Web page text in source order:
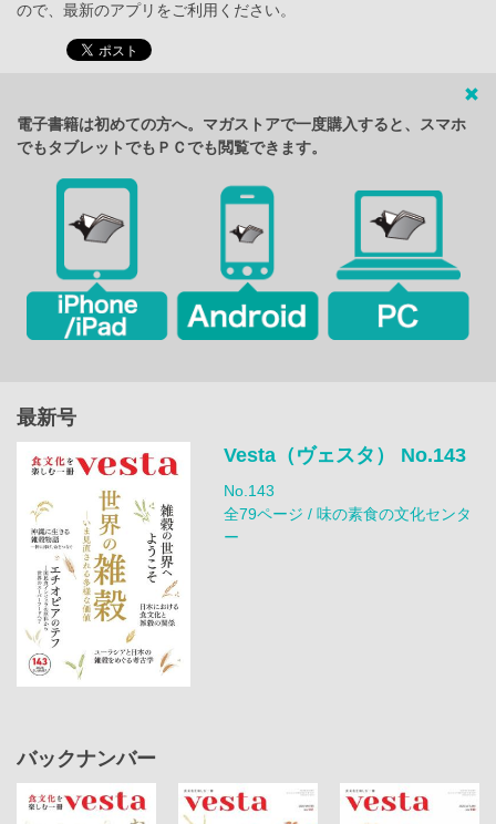
ので、最新のアプリをご利用ください。
電子書籍は初めての方へ。マガストアで一度購入すると、スマホ
でもタブレットでもＰＣでも閲覧できます。
最新号
Vesta（ヴェスタ） No.143
No.143
全79ページ / 味の素食の文化センタ
ー
バックナンバー